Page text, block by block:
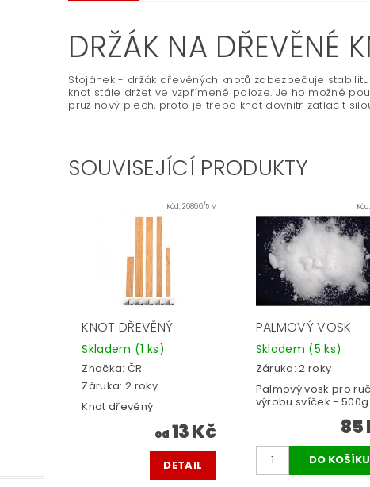
DRŽÁK NA DŘEVĚNÉ
Stojánek - držák dřevěných knotů zabezpečuje
knot stále držet ve vzpřímené poloze. Je ho možné
pružinový plech, proto je třeba knot dovnitř zatlačit
SOUVISEJÍCÍ PRODUKTY
Kód:26866/5 M
KNOT DŘEVĚNÝ
Skladem (1 ks)
Značka: ČR
Záruka: 2 roky
Knot dřevěný.
od 13 Kč
DETAIL
PALMOVÝ VOSK
Skladem (5 ks)
Záruka: 2 roky
Palmový vosk pro
výrobu svíček - 500g.
85